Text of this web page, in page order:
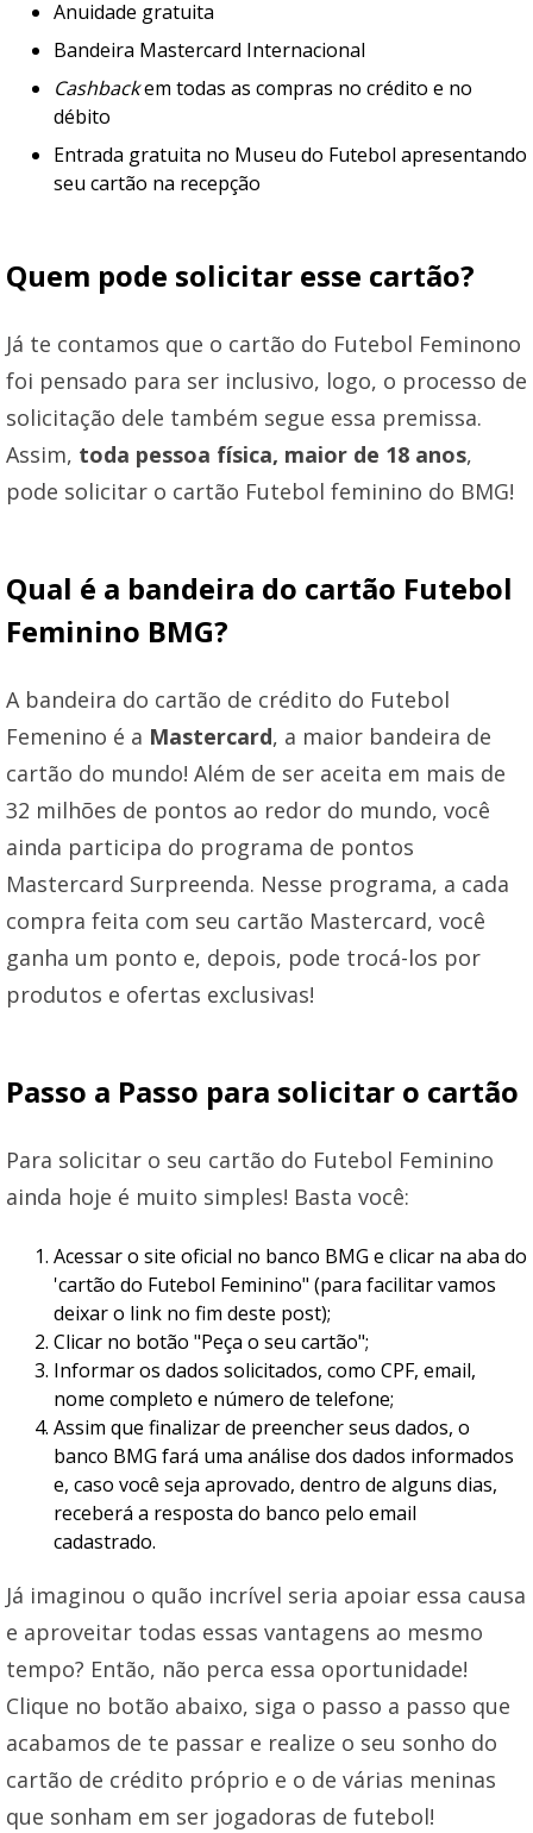
Anuidade gratuita
Bandeira Mastercard Internacional
Cashbackem todas as compras no crédito e no
débito
Entrada gratuita no Museu do Futebol apresentando
seu cartão na recepção
Quem pode solicitar esse cartão?
Já te contamos que o cartão do Futebol Feminono
foi pensado para ser inclusivo, logo, o processo de
solicitação dele também segue essa premissa.
Assim, toda pessoa física, maior de 18 anos,
pode solicitar o cartão Futebol feminino do BMG!
Qual é a bandeira do cartão Futebol
Feminino BMG?
A bandeira do cartão de crédito do Futebol
Femenino é a Mastercard, a maior bandeira de
cartão do mundo! Além de ser aceita em mais de
32 milhões de pontos ao redor do mundo, você
ainda participa do programa de pontos
Mastercard Surpreenda. Nesse programa, a cada
compra feita com seu cartão Mastercard, você
ganha um ponto e, depois, pode trocá-los por
produtos e ofertas exclusivas!
Passo a Passo para solicitar o cartão
Para solicitar o seu cartão do Futebol Feminino
ainda hoje é muito simples! Basta você:
Acessar o site oficial no banco BMG e clicar na aba do
'cartão do Futebol Feminino" (para facilitar vamos
deixar o link no fim deste post);
Clicar no botão "Peça o seu cartão";
Informar os dados solicitados, como CPF, email,
nome completo e número de telefone;
Assim que finalizar de preencher seus dados, o
banco BMG fará uma análise dos dados informados
e, caso você seja aprovado, dentro de alguns dias,
receberá a resposta do banco pelo email
cadastrado.
Já imaginou o quão incrível seria apoiar essa causa
e aproveitar todas essas vantagens ao mesmo
tempo? Então, não perca essa oportunidade!
Clique no botão abaixo, siga o passo a passo que
acabamos de te passar e realize o seu sonho do
cartão de crédito próprio e o de várias meninas
que sonham em ser jogadoras de futebol!